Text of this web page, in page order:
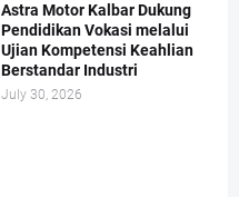
Astra Motor Kalbar Dukung
Pendidikan Vokasi melalui
Ujian Kompetensi Keahlian
Berstandar Industri
July 30, 2026